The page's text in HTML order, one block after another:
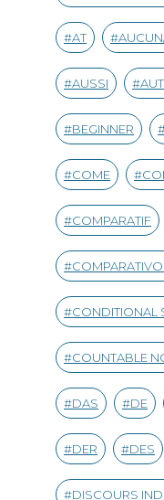
AT
AUSSI
BEGINNER
COME
COMPARATIF
CONDITIONAL
COUNTABLE
DAS DE
DER DES
DISCOURS